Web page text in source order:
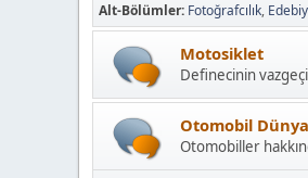
Alt-Bölümler Fotoğrafcılık
Motosiklet
Definecinin
Otomobil
Otomobiller